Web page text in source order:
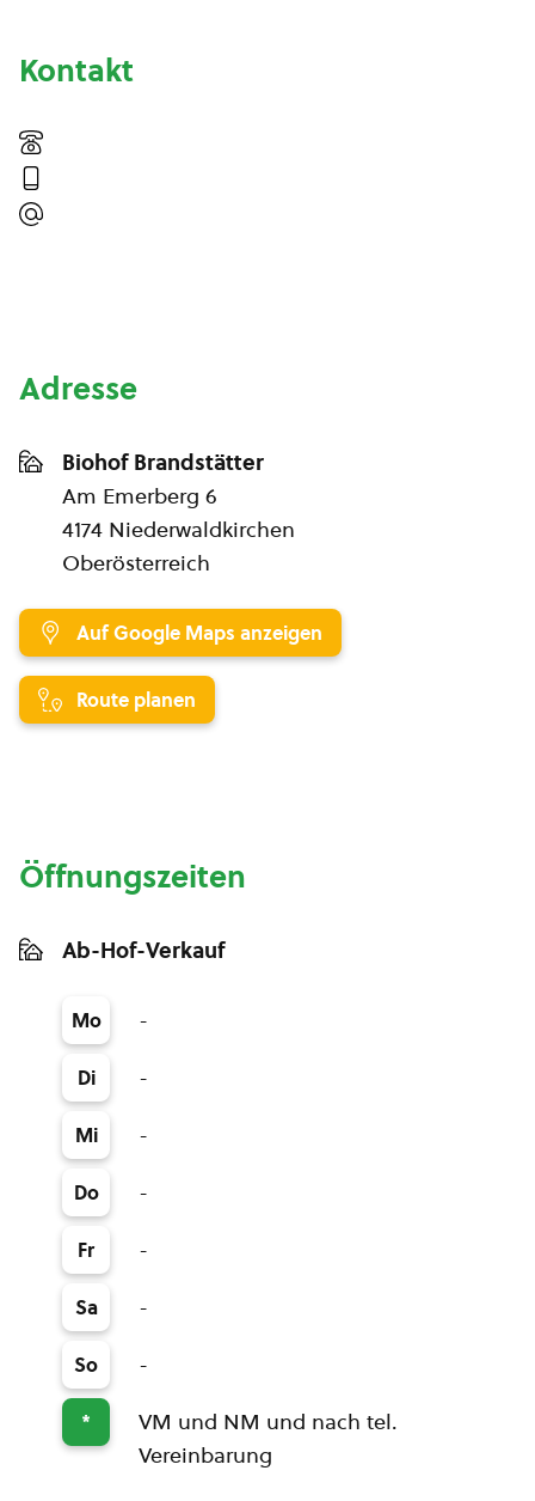
Kontakt
Adresse
Biohof Brandstätter
Am Emerberg 6
4174 Niederwaldkirchen
Oberösterreich
Auf Google Maps anzeigen
Route planen
Öffnungszeiten
Ab-Hof-Verkauf
Mo -
Di -
Mi -
Do -
Fr -
Sa -
So -
*
VM und NM und nach tel.
Vereinbarung